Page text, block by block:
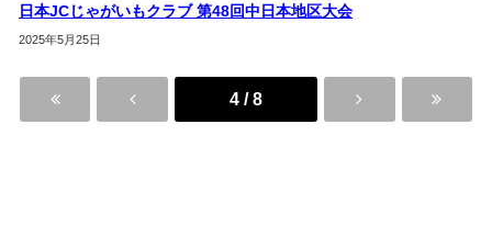
日本JCじゃがいもクラブ 第48回中日本地区大会
2025年5月25日
4 / 8